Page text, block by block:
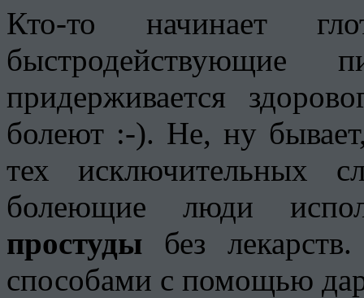
Кто-то начинает
придерживается
болеют :-). Не, ну
тех исключительных
болеющие люди
простуды без
способами с помощью